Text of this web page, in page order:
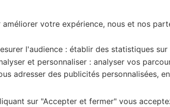
améliorer votre expérience, nous et nos
l'audience : établir des statistiques
et personnaliser : analyser vos
adresser des publicités personnalisées,
sur "Accepter et fermer" vous